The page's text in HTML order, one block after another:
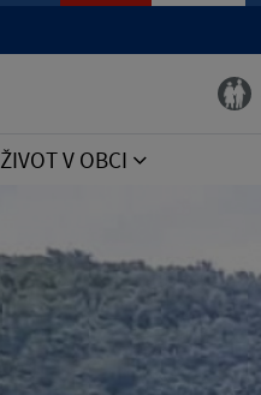
ŽIVOT V OBCI